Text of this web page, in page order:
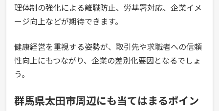
理体制の強化による離職防止、労基署対応、企業イメ
ージ向上などが期待できます。
健康経営を重視する姿勢が、取引先や求職者への信頼
性向上にもつながり、企業の差別化要因となるでしょ
う。
群馬県太田市周辺にも当てはまるポイン